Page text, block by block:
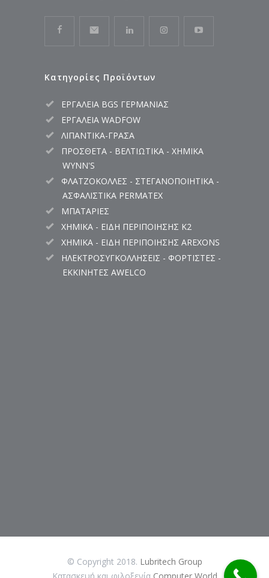
Κατηγορίες Προϊόντων
ΕΡΓΑΛΕΙΑ BGS ΓΕΡΜΑΝΙΑΣ
ΕΡΓΑΛΕΙΑ WADFOW
ΛΙΠΑΝΤΙΚΑ-ΓΡΑΣΑ
ΠΡΟΣΘΕΤΑ - ΒΕΛΤΙΩΤΙΚΑ - ΧΗΜΙΚΑ
WYNN'S
ΦΛΑΤΖΟΚΟΛΛΕΣ - ΣΤΕΓΑΝΟΠΟΙΗΤΙΚΑ -
ΑΣΦΑΛΙΣΤΙΚΑ PERMATEX
ΜΠΑΤΑΡΙΕΣ
ΧΗΜΙΚΑ - ΕΙΔΗ ΠΕΡΙΠΟΙΗΣΗΣ K2
ΧΗΜΙΚΑ - ΕΙΔΗ ΠΕΡΙΠΟΙΗΣΗΣ AREXONS
ΗΛΕΚΤΡΟΣΥΓΚΟΛΛΗΣΕΙΣ - ΦΟΡΤΙΣΤΕΣ -
ΕΚΚΙΝΗΤΕΣ AWELCO
© Copyright 2018. Lubritech Group